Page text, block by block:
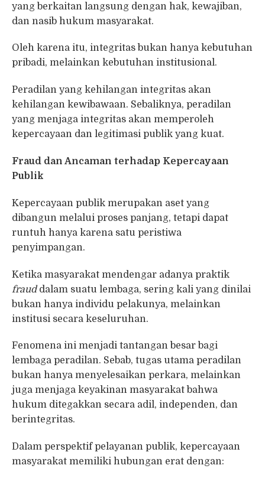
yang berkaitan langsung dengan hak, kewajiban,
dan nasib hukum masyarakat.
Oleh karena itu, integritas bukan hanya kebutuhan
pribadi, melainkan kebutuhan institusional.
Peradilan yang kehilangan integritas akan
kehilangan kewibawaan. Sebaliknya, peradilan
yang menjaga integritas akan memperoleh
kepercayaan dan legitimasi publik yang kuat.
Fraud dan Ancaman terhadap Kepercayaan
Publik
Kepercayaan publik merupakan aset yang
dibangun melalui proses panjang, tetapi dapat
runtuh hanya karena satu peristiwa
penyimpangan.
Ketika masyarakat mendengar adanya praktik
frauddalam suatu lembaga, sering kali yang dinilai
bukan hanya individu pelakunya, melainkan
institusi secara keseluruhan.
Fenomena ini menjadi tantangan besar bagi
lembaga peradilan. Sebab, tugas utama peradilan
bukan hanya menyelesaikan perkara, melainkan
juga menjaga keyakinan masyarakat bahwa
hukum ditegakkan secara adil, independen, dan
berintegritas.
Dalam perspektif pelayanan publik, kepercayaan
masyarakat memiliki hubungan erat dengan: